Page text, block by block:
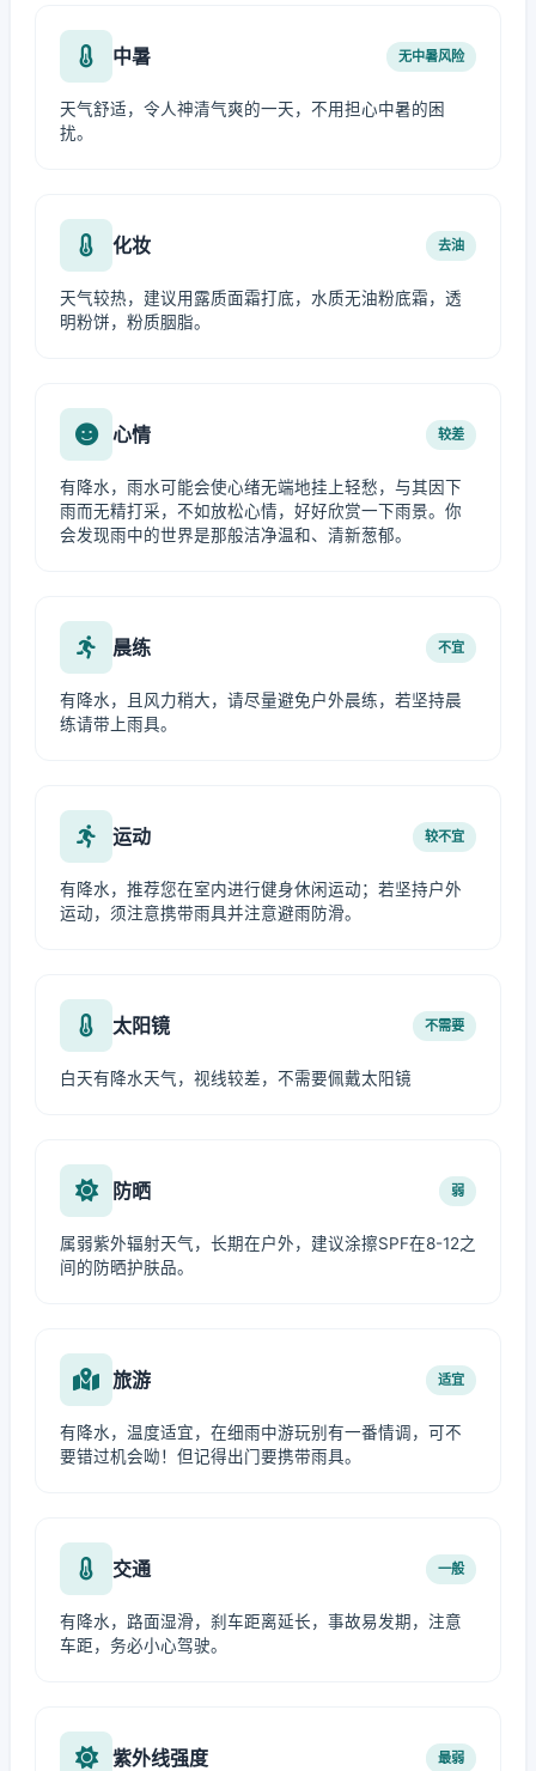
中暑 无中暑风险
天气舒适，令人神清气爽的一天，不用担心中暑的困
扰。
化妆 去油
天气较热，建议用露质面霜打底，水质无油粉底霜，透
明粉饼，粉质胭脂。
心情 较差
有降水，雨水可能会使心绪无端地挂上轻愁，与其因下
雨而无精打采，不如放松心情，好好欣赏一下雨景。你
会发现雨中的世界是那般洁净温和、清新葱郁。
晨练 不宜
有降水，且风力稍大，请尽量避免户外晨练，若坚持晨
练请带上雨具。
运动 较不宜
有降水，推荐您在室内进行健身休闲运动；若坚持户外
运动，须注意携带雨具并注意避雨防滑。
太阳镜 不需要
白天有降水天气，视线较差，不需要佩戴太阳镜
防晒 弱
属弱紫外辐射天气，长期在户外，建议涂擦SPF在8-12之
间的防晒护肤品。
旅游 适宜
有降水，温度适宜，在细雨中游玩别有一番情调，可不
要错过机会呦！但记得出门要携带雨具。
交通 一般
有降水，路面湿滑，刹车距离延长，事故易发期，注意
车距，务必小心驾驶。
紫外线强度 最弱